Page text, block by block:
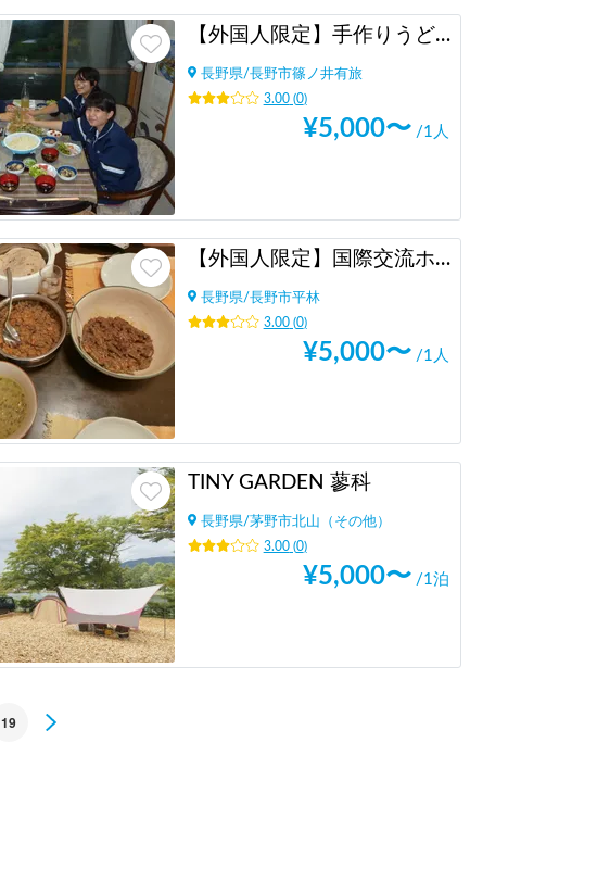
【外国人限定】手作りうどんで国際交流！
長野県/長野市篠ノ井有旅
3.00(0)
¥5,000〜 /1人
【外国人限定】国際交流ホームビジット
長野県/長野市平林
3.00(0)
¥5,000〜 /1人
TINY GARDEN 蓼科
長野県/茅野市北山（その他）
3.00(0)
¥5,000〜 /1泊
19